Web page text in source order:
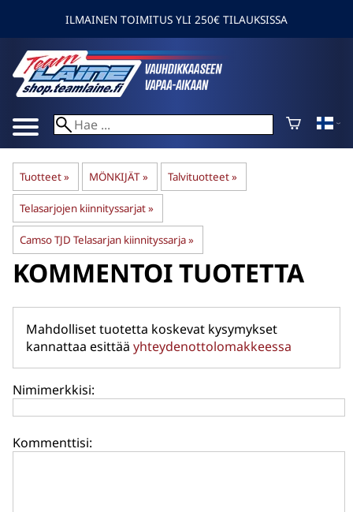
ILMAINEN TOIMITUS YLI 250€ TILAUKSISSA
Tuotteet‪» MÖNKIJÄT ‪» Talvituotteet‪»
Telasarjojen kiinnityssarjat‪»
Camso TJD Telasarjan kiinnityssarja‪»
KOMMENTOI TUOTETTA
Mahdolliset tuotetta koskevat kysymykset
kannattaa esittää yhteydenottolomakkeessa
Nimimerkkisi:
Kommenttisi: